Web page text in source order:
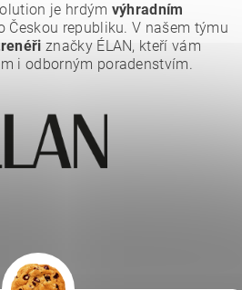
je hrdým výhradním
Českou republiku. V našem týmu
značky ÉLAN, kteří vám
i odborným poradenstvím.